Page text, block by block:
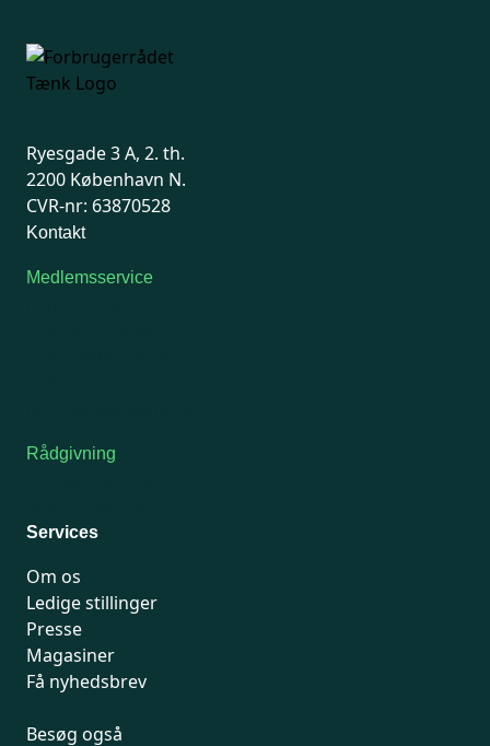
Ryesgade 3 A, 2. th.
2200 København N.
CVR-nr: 63870528
Kontakt
Medlemsservice
Rådgivning
Services
Om os
Ledige stillinger
Presse
Magasiner
Få nyhedsbrev
Besøg også